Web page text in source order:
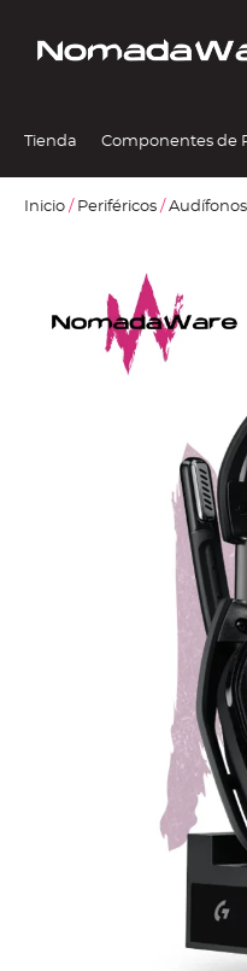
Tienda Componentes de
Inicio / Periféricos / Audífonos